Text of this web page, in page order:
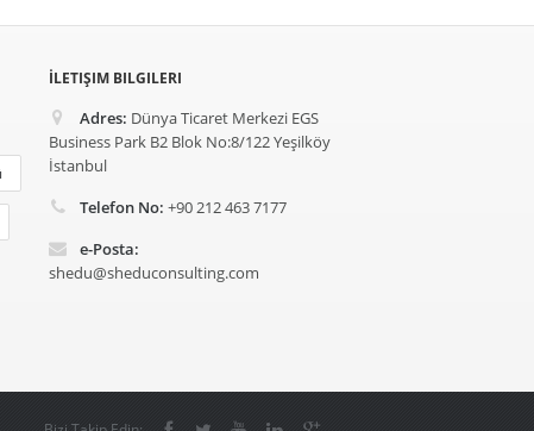
İLETIŞIM BILGILERI
Adres: Dünya Ticaret Merkezi EGS
Business Park B2 Blok No:8/122 Yeşilköy
İstanbul
Telefon No: +90 212 463 7177
e-Posta:
shedu@sheduconsulting.com